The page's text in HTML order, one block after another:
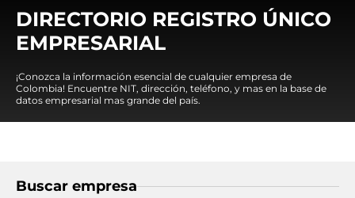
DIRECTORIO REGISTRO ÚNICO
EMPRESARIAL
¡Conozca la información esencial de cualquier empresa de
Colombia! Encuentre NIT, dirección, teléfono, y mas en la base de
datos empresarial mas grande del país.
Buscar empresa